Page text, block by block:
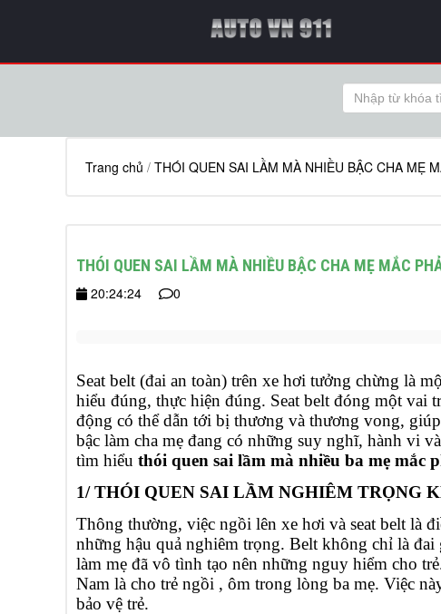
Trang chủ / THÓI QUEN SAI LẦM MÀ NHIỀU BẬC CHA MẸ
THÓI QUEN SAI LẦM MÀ NHIỀU BẬC CHA MẸ MẮC
20:24:24 0
Seat belt (đai an toàn) trên xe hơi tưởng chừng là
hiểu đúng, thực hiện đúng. Seat belt đóng một vai
động có thể dẫn tới bị thương và thương vong,
bậc làm cha mẹ đang có những suy nghĩ, hành vi
tìm hiểu thói quen sai lầm mà nhiều ba mẹ mắc
1/ THÓI QUEN SAI LẦM NGHIÊM TRỌNG
Thông thường, việc ngồi lên xe hơi và seat belt là
những hậu quả nghiêm trọng. Belt không chỉ là
làm mẹ đã vô tình tạo nên những nguy hiểm cho
Nam là cho trẻ ngồi , ôm trong lòng ba mẹ. Việc
bảo vệ trẻ.